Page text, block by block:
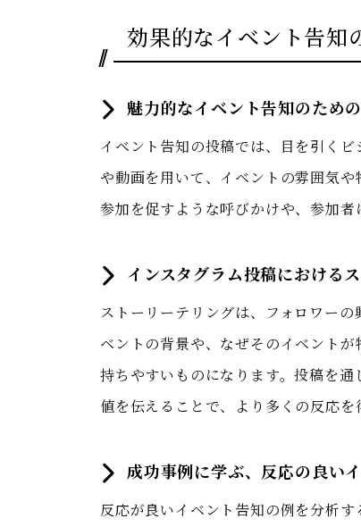
効果的なイベント告知
魅力的なイベント告知のため
イベント告知の投稿では、目を引く
や動画を用いて、イベントの雰囲気
参加を促すような呼びかけや、参加者
インスタグラム投稿における
ストーリーテリングは、フォロワー
ベントの背景や、なぜそのイベント
持ちやすいものになります。投稿を
値を伝えることで、より多くの反応を
成功事例に学ぶ、反応の良い
反応が良いイベント告知の例を分析